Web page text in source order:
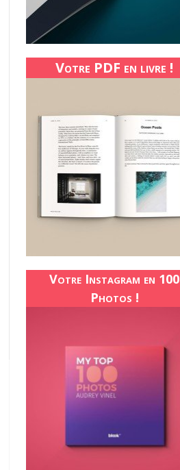
Votre PDF en livre !
Votre Instagram en 100
Photos !